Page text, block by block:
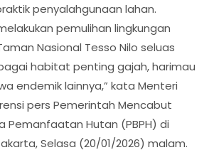
penyalahgunaan lahan.
pemulihan lingkungan
Nasional Tesso Nilo seluas
habitat penting gajah, harimau
endemik lainnya,” kata Menteri
pers Pemerintah Mencabut
Pemanfaatan Hutan (PBPH) di
Selasa (20/01/2026) malam.